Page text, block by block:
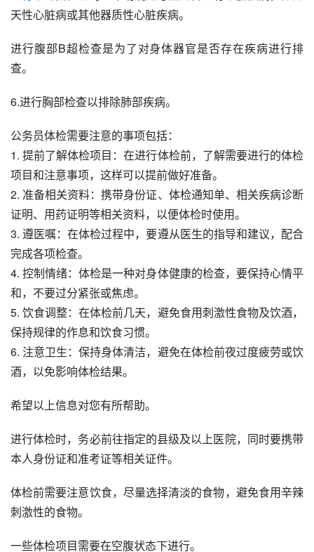
天性心脏病或其他器质性心脏疾病。
进行腹部B超检查是为了对身体器官是否存在疾病进行排
查。
6.进行胸部检查以排除肺部疾病。
公务员体检需要注意的事项包括：
1. 提前了解体检项目：在进行体检前，了解需要进行的体检
项目和注意事项，这样可以提前做好准备。
2. 准备相关资料：携带身份证、体检通知单、相关疾病诊断
证明、用药证明等相关资料，以便体检时使用。
3. 遵医嘱：在体检过程中，要遵从医生的指导和建议，配合
完成各项检查。
4. 控制情绪：体检是一种对身体健康的检查，要保持心情平
和，不要过分紧张或焦虑。
5. 饮食调整：在体检前几天，避免食用刺激性食物及饮酒，
保持规律的作息和饮食习惯。
6. 注意卫生：保持身体清洁，避免在体检前夜过度疲劳或饮
酒，以免影响体检结果。
希望以上信息对您有所帮助。
进行体检时，务必前往指定的县级及以上医院，同时要携带
本人身份证和准考证等相关证件。
体检前需要注意饮食，尽量选择清淡的食物，避免食用辛辣
刺激性的食物。
一些体检项目需要在空腹状态下进行。